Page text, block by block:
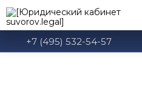
+7 (495) 532-54-57